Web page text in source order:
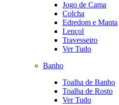
Jogo de Cama
Colcha
Edredom e Manta
Lençol
Travesseiro
Ver Tudo
Banho
Toalha de Banho
Toalha de Rosto
Ver Tudo